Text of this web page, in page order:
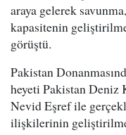
araya gelerek
kapasitenin
görüştü.
Pakistan
heyeti Pakistan Deniz
Nevid Eşref ile
ilişkilerinin